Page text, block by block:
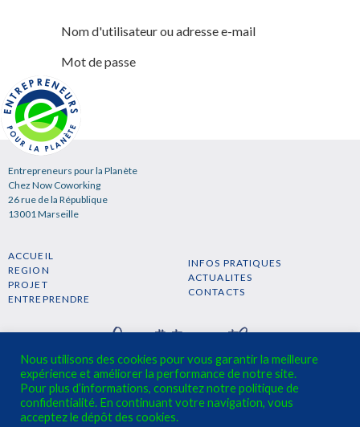
Nom d'utilisateur ou adresse e-mail
Mot de passe
Entrepreneurs pour la Planète
Chez Now Coworking
26 rue de la République
13001 Marseille
ACCUEIL
REGION
PROJET
ENTREPRENDRE
INFOS PRATIQUES
ACTUALITES
CONTACTS
S'INSCRIRE A LA NEWSLETTER →
Nous utilisons des cookies pour vous garantir la meilleure
expérience et améliorer la performance de notre site.
Pour plus d’informations, consultez notre politique de
confidentialité. En continuant votre navigation, vous
acceptez le dépôt des cookies.